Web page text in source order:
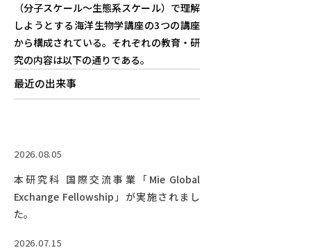
ACADEMICS
教育（学部・大学院等）
ADMISSION
社会連携
（分子スケール～生態系スケール）で理解
しようとする海洋生物学講座の3つの講座
から構成されている。それぞれの教育・研
究の内容は以下の通りである。
最近の出来事
2026.08.05
本研究科 国際交流事業「Mie Global
Exchange Fellowship」が実施されまし
た。
2026.07.15